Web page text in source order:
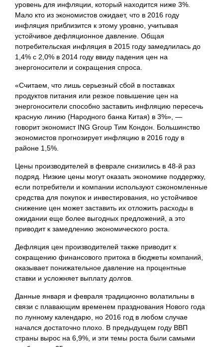
уровень для инфляции, который находится ниже 3%.
Мало кто из экономистов ожидает, что в 2016 году
инфляция приблизится к этому уровню, учитывая
устойчивое дефляционное давление. Общая
потребительская инфляция в 2015 году замедлилась до
1,4% с 2,0% в 2014 году ввиду падения цен на
энергоносители и сокращения спроса.
«Считаем, что лишь серьезный сбой в поставках
продуктов питания или резкое повышение цен на
энергоносители способно заставить инфляцию пересечь
красную линию (Народного банка Китая) в 3%», —
говорит экономист ING Group Тим Кондон. Большинство
экономистов прогнозирует инфляцию в 2016 году в
районе 1,5%.
Цены производителей в феврале снизились в 48-й раз
подряд. Низкие цены могут оказать экономике поддержку,
если потребители и компании используют сэкономленные
средства для покупок и инвестирования, но устойчивое
снижение цен может заставить их отложить расходы в
ожидании еще более выгодных предложений, а это
приводит к замедлению экономического роста.
Дефляция цен производителей также приводит к
сокращению финансового притока в бюджеты компаний,
оказывает понижательное давление на процентные
ставки и усложняет выплату долгов.
Данные января и февраля традиционно волатильны в
связи с плавающим временем празднования Нового года
по лунному календарю, но 2016 год в любом случае
начался достаточно плохо. В предыдущем году ВВП
страны вырос на 6,9%, и эти темы роста были самыми